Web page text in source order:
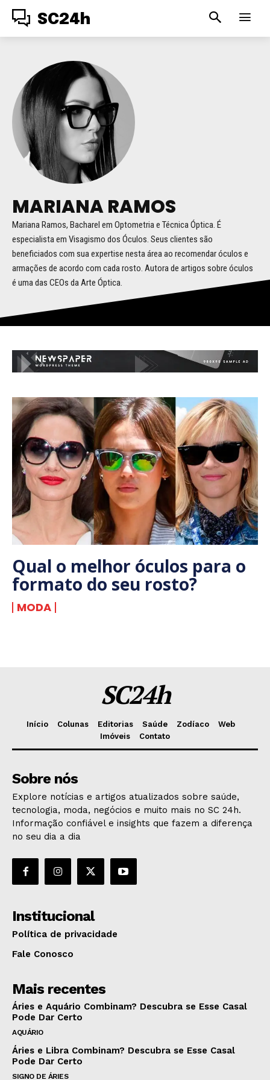
SC24h
MARIANA RAMOS
Mariana Ramos, Bacharel em Optometria e Técnica Óptica. É
especialista em Visagismo dos Óculos. Seus clientes são
beneficiados com sua expertise nesta área ao recomendar óculos e
armações de acordo com cada rosto. Autora de artigos sobre óculos
é uma das CEOs da Arte Óptica.
Qual o melhor óculos para o
formato do seu rosto?
MODA
SC24h
Início Colunas Editorias Saúde Zodíaco
Web
Imóveis
Contato
Sobre nós
Explore notícias e artigos atualizados sobre saúde,
tecnologia, moda, negócios e muito mais no SC 24h.
Informação confiável e insights que fazem a diferença
no seu dia a dia
Institucional
Política de privacidade
Fale Conosco
Mais recentes
Áries e Aquário Combinam? Descubra se Esse Casal
Pode Dar Certo
AQUÁRIO
Áries e Libra Combinam? Descubra se Esse Casal
Pode Dar Certo
SIGNO DE ÁRIES